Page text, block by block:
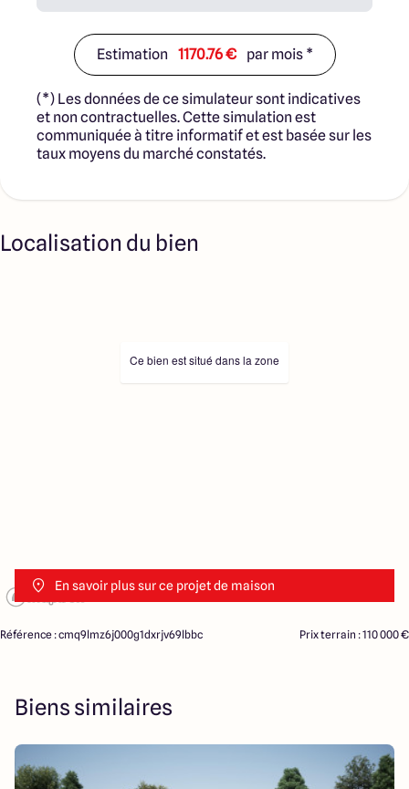
Estimation 1170.76 € par mois *
(*) Les données de ce simulateur sont indicatives
et non contractuelles. Cette simulation est
communiquée à titre informatif et est basée sur les
taux moyens du marché constatés.
Localisation du bien
En savoir plus sur ce projet de maison
Ce bien est situé dans la zone
Référence : cmq9lmz6j000g1dxrjv69lbbc Prix terrain : 110 000 €
Biens similaires